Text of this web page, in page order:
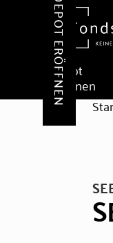
Depot
eröffnen
DEPOT ERÖFFNEN